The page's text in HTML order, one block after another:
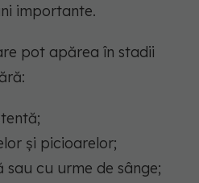
importante.
pot apărea în stadii
și picioarelor;
sau cu urme de sânge;